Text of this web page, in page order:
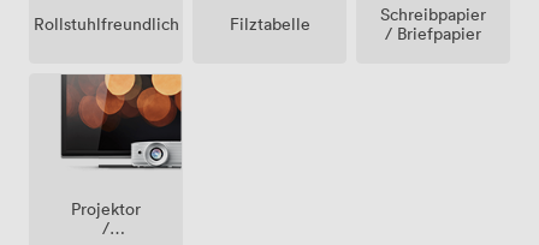
Rollstuhlfreundlich Filztabelle
Schreibpapier
/ Briefpapier
Projektor
/